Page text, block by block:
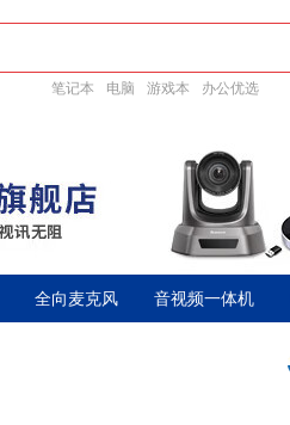
笔记本 电脑 游戏本 办公优选
全向麦克风 音视频一体机